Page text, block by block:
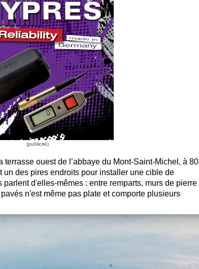
ouest de l’abbaye du Mont-Saint-Michel, à 80
un des pires endroits pour installer une cible de
d'elles-mêmes : entre remparts, murs de pierre
n'est même pas plate et comporte plusieurs